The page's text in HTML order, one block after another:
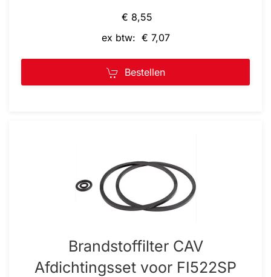
€ 8,55
ex btw: € 7,07
Bestellen
Brandstoffilter CAV
Afdichtingsset voor FI522SP